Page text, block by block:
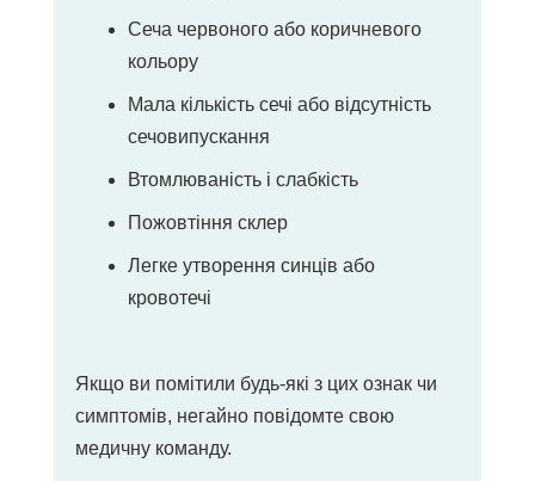
Сеча червоного або коричневого
кольору
Мала кількість сечі або відсутність
сечовипускання
Втомлюваність і слабкість
Пожовтіння склер
Легке утворення синців або
кровотечі
Якщо ви помітили будь-які з цих ознак чи
симптомів, негайно повідомте свою
медичну команду.